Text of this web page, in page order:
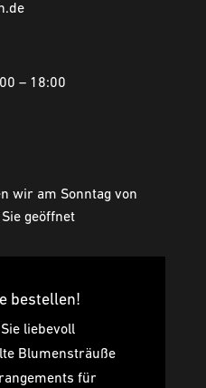
– 18:00
wir am Sonntag von
geöffnet
bestellen!
liebevoll
Blumensträuße
für